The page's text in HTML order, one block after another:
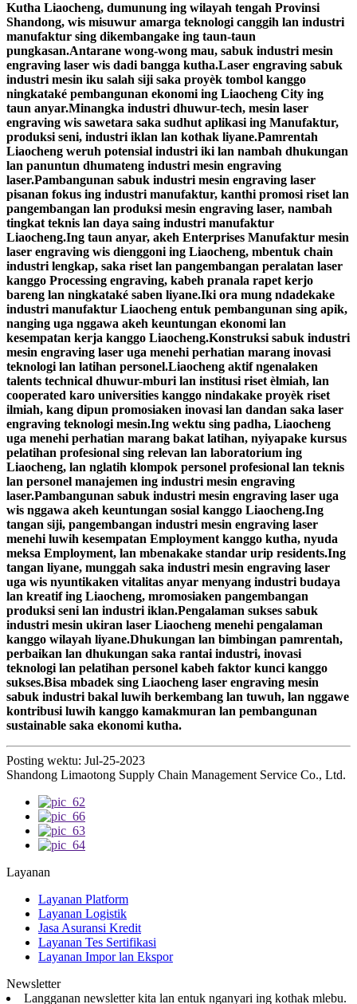
Kutha Liaocheng, dumunung ing wilayah tengah Provinsi
Shandong, wis misuwur amarga teknologi canggih lan industri
manufaktur sing dikembangake ing taun-taun
pungkasan.Antarane wong-wong mau, sabuk industri mesin
engraving laser wis dadi bangga kutha.Laser engraving sabuk
industri mesin iku salah siji saka proyèk tombol kanggo
ningkataké pembangunan ekonomi ing Liaocheng City ing
taun anyar.Minangka industri dhuwur-tech, mesin laser
engraving wis sawetara saka sudhut aplikasi ing Manufaktur,
produksi seni, industri iklan lan kothak liyane.Pamrentah
Liaocheng weruh potensial industri iki lan nambah dhukungan
lan panuntun dhumateng industri mesin engraving
laser.Pambangunan sabuk industri mesin engraving laser
pisanan fokus ing industri manufaktur, kanthi promosi riset lan
pangembangan lan produksi mesin engraving laser, nambah
tingkat teknis lan daya saing industri manufaktur
Liaocheng.Ing taun anyar, akeh Enterprises Manufaktur mesin
laser engraving wis dienggoni ing Liaocheng, mbentuk chain
industri lengkap, saka riset lan pangembangan peralatan laser
kanggo Processing engraving, kabeh pranala rapet kerjo
bareng lan ningkataké saben liyane.Iki ora mung ndadekake
industri manufaktur Liaocheng entuk pembangunan sing apik,
nanging uga nggawa akeh keuntungan ekonomi lan
kesempatan kerja kanggo Liaocheng.Konstruksi sabuk industri
mesin engraving laser uga menehi perhatian marang inovasi
teknologi lan latihan personel.Liaocheng aktif ngenalaken
talents technical dhuwur-mburi lan institusi riset èlmiah, lan
cooperated karo universities kanggo nindakake proyèk riset
ilmiah, kang dipun promosiaken inovasi lan dandan saka laser
engraving teknologi mesin.Ing wektu sing padha, Liaocheng
uga menehi perhatian marang bakat latihan, nyiyapake kursus
pelatihan profesional sing relevan lan laboratorium ing
Liaocheng, lan nglatih klompok personel profesional lan teknis
lan personel manajemen ing industri mesin engraving
laser.Pambangunan sabuk industri mesin engraving laser uga
wis nggawa akeh keuntungan sosial kanggo Liaocheng.Ing
tangan siji, pangembangan industri mesin engraving laser
menehi luwih kesempatan Employment kanggo kutha, nyuda
meksa Employment, lan mbenakake standar urip residents.Ing
tangan liyane, munggah saka industri mesin engraving laser
uga wis nyuntikaken vitalitas anyar menyang industri budaya
lan kreatif ing Liaocheng, mromosiaken pangembangan
produksi seni lan industri iklan.Pengalaman sukses sabuk
industri mesin ukiran laser Liaocheng menehi pengalaman
kanggo wilayah liyane.Dhukungan lan bimbingan pamrentah,
perbaikan lan dhukungan saka rantai industri, inovasi
teknologi lan pelatihan personel kabeh faktor kunci kanggo
sukses.Bisa mbadek sing Liaocheng laser engraving mesin
sabuk industri bakal luwih berkembang lan tuwuh, lan nggawe
kontribusi luwih kanggo kamakmuran lan pembangunan
sustainable saka ekonomi kutha.
Posting wektu: Jul-25-2023
Shandong Limaotong Supply Chain Management Service Co., Ltd.
Layanan
Layanan Platform
Layanan Logistik
Jasa Asuransi Kredit
Layanan Tes Sertifikasi
Layanan Impor lan Ekspor
Newsletter
Langganan newsletter kita lan entuk nganyari ing kothak mlebu.